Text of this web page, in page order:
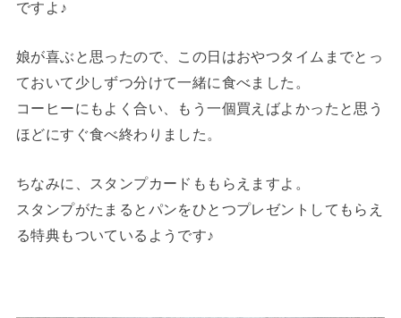
ですよ♪
娘が喜ぶと思ったので、この日はおやつタイムまでとっ
ておいて少しずつ分けて一緒に食べました。
コーヒーにもよく合い、もう一個買えばよかったと思う
ほどにすぐ食べ終わりました。
ちなみに、スタンプカードももらえますよ。
スタンプがたまるとパンをひとつプレゼントしてもらえ
る特典もついているようです♪